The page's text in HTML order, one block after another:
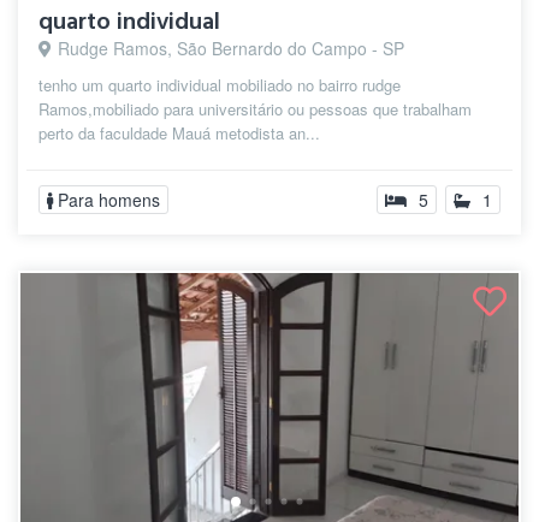
quarto individual
Rudge Ramos, São Bernardo do Campo - SP
tenho um quarto individual mobiliado no bairro rudge
Ramos,mobiliado para universitário ou pessoas que trabalham
perto da faculdade Mauá metodista an...
Para homens 5 1